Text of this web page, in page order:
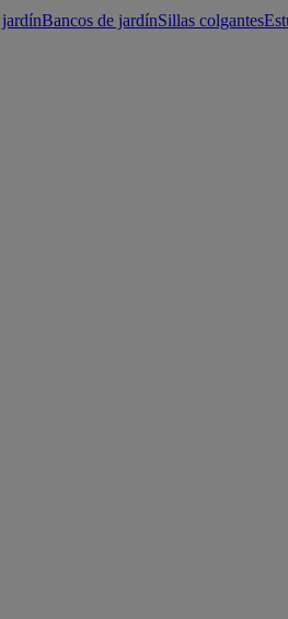
Bancos de jardínSillas colgantes